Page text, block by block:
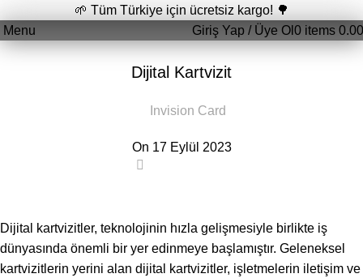
🌱 Tüm Türkiye için ücretsiz kargo! 🌳
Menu
Giriş Yap / Üye Ol 0 items 0.00
Dijital Kartvizit
Invision Card
On 17 Eylül 2023
Dijital kartvizitler, teknolojinin hızla gelişmesiyle birlikte iş
dünyasında önemli bir yer edinmeye başlamıştır. Geleneksel
kartvizitlerin yerini alan dijital kartvizitler, işletmelerin iletişim ve